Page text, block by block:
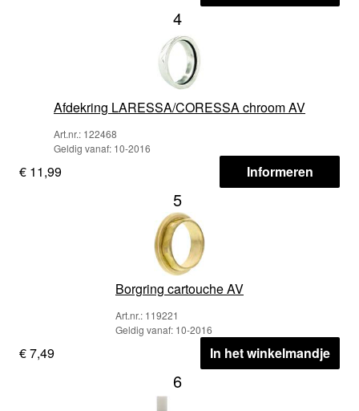
4
Afdekring LARESSA/CORESSA chroom AV
Art.nr.: 122468
Geldig vanaf: 10-2016
€ 11,99 Informeren
5
Borgring cartouche AV
Art.nr.: 119221
Geldig vanaf: 10-2016
€ 7,49 In het winkelmandje
6